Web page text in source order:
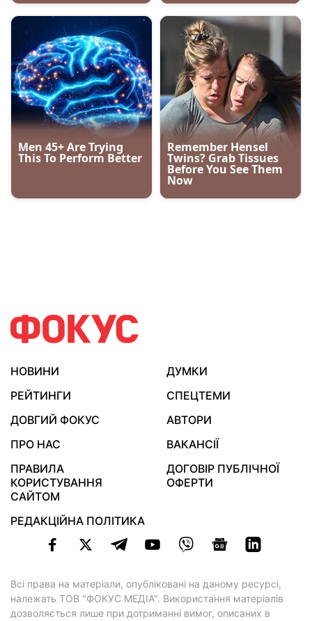
НОВИНИ
ДУМКИ
РЕЙТИНГИ
СПЕЦТЕМИ
ДОВГИЙ ФОКУС
АВТОРИ
ПРО НАС
ВАКАНСІЇ
ПРАВИЛА
КОРИСТУВАННЯ
САЙТОМ
ДОГОВІР ПУБЛІЧНОЇ
ОФЕРТИ
РЕДАКЦІЙНА ПОЛІТИКА
Всі права на матеріали, опубліковані на даному ресурсі,
належать ТОВ "ФОКУС МЕДІА". Використання матеріалів
дозволяється лише при дотриманні вимог, описаних в